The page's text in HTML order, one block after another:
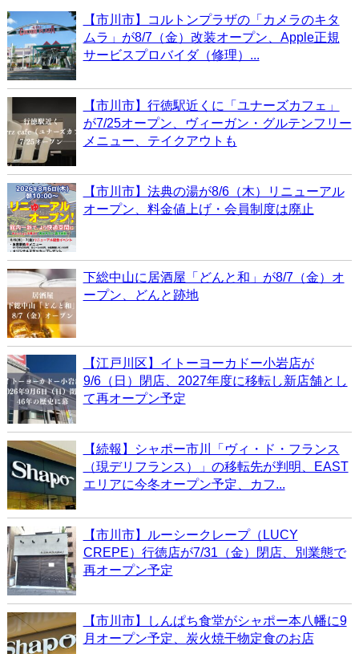
【市川市】コルトンプラザの「カメラのキタ
ムラ」が8/7（金）改装オープン、Apple正規
サービスプロバイダ（修理）...
【市川市】行徳駅近くに「ユナーズカフェ」
が7/25オープン、ヴィーガン・グルテンフリー
メニュー、テイクアウトも
【市川市】法典の湯が8/6（木）リニューアル
オープン、料金値上げ・会員制度は廃止
下総中山に居酒屋「どんと和」が8/7（金）オ
ープン、どんと跡地
【江戸川区】イトーヨーカドー小岩店が
9/6（日）閉店、2027年度に移転し新店舗とし
て再オープン予定
【続報】シャポー市川「ヴィ・ド・フランス
（現デリフランス）」の移転先が判明、EAST
エリアに今冬オープン予定、カフ...
【市川市】ルーシークレープ（LUCY
CREPE）行徳店が7/31（金）閉店、別業態で
再オープン予定
【市川市】しんぱち食堂がシャポー本八幡に9
月オープン予定、炭火焼干物定食のお店